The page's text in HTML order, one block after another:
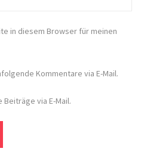
in diesem Browser für meinen
Kommentare via E-Mail.
via E-Mail.